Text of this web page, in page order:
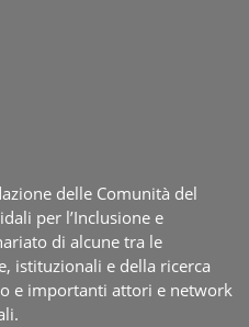
delle Comunità del
per l’Inclusione e
di alcune tra le
istituzionali e della ricerca
e importanti attori e network